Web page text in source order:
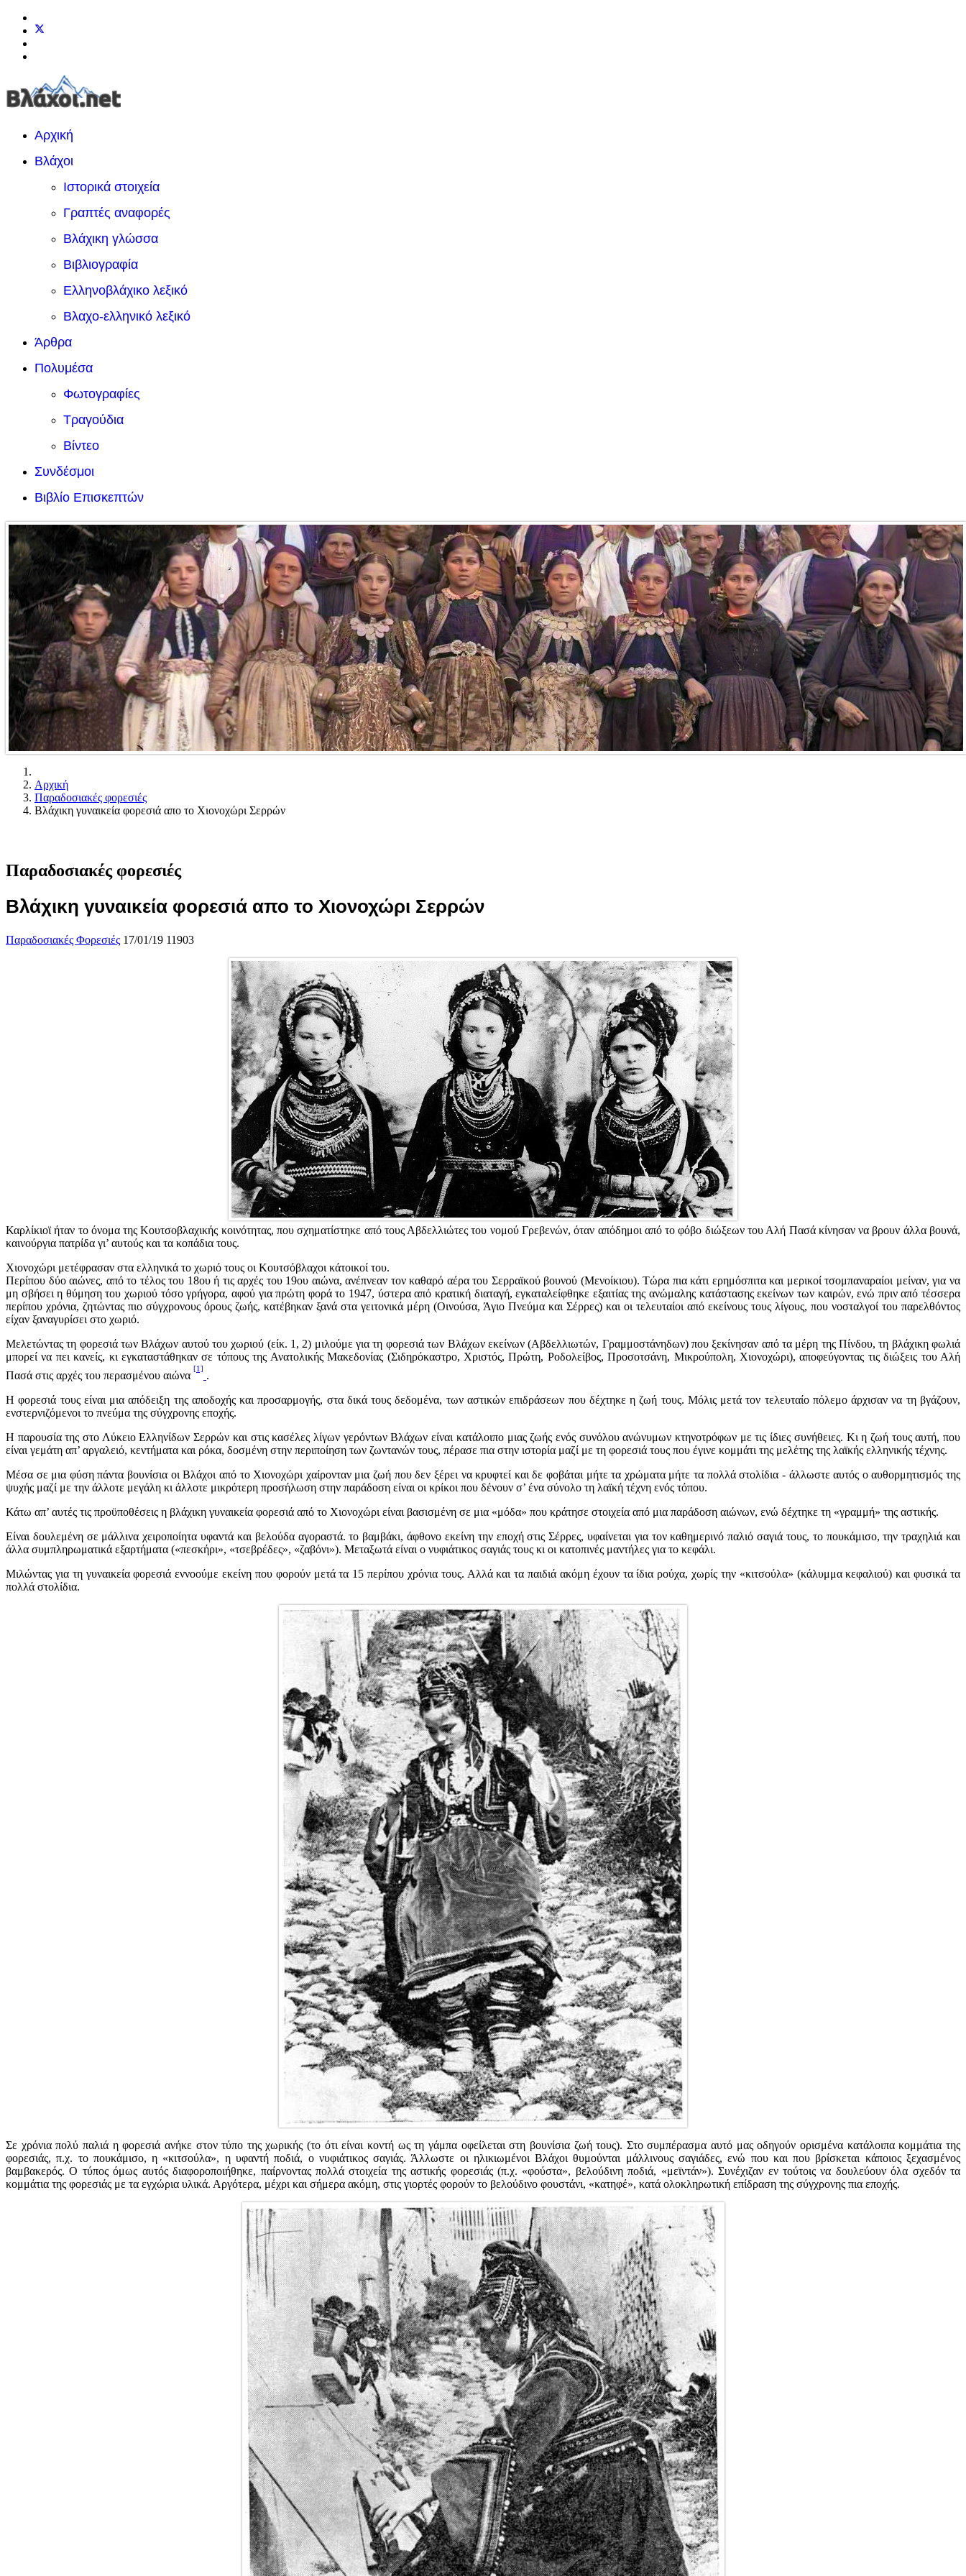
Αρχική
Βλάχοι
Ιστορικά στοιχεία
Γραπτές αναφορές
Βλάχικη γλώσσα
Βιβλιογραφία
Ελληνοβλάχικο λεξικό
Βλαχο-ελληνικό λεξικό
Άρθρα
Πολυμέσα
Φωτογραφίες
Τραγούδια
Βίντεο
Συνδέσμοι
Βιβλίο Επισκεπτών
Αρχική
Παραδοσιακές φορεσιές
Βλάχικη γυναικεία φορεσιά απο το Χιονοχώρι Σερρών
Παραδοσιακές φορεσιές
Βλάχικη γυναικεία φορεσιά απο το Χιονοχώρι Σερρών
Παραδοσιακές Φορεσιές 17/01/19 11903
Καρλίκιοϊ ήταν το όνομα της Κουτσοβλαχικής κοινότητας, που σχηματίστηκε από τους Αβδελλιώτες του νομού Γρεβενών, όταν απόδημοι από το φόβο διώξεων του Αλή Πασά κίνησαν να βρουν άλλα βουνά,
καινούργια πατρίδα γι’ αυτούς και τα κοπάδια τους.
Χιονοχώρι μετέφρασαν στα ελληνικά το χωριό τους οι Κουτσόβλαχοι κάτοικοί του.
Περίπου δύο αιώνες, από το τέλος του 18ου ή τις αρχές του 19ου αιώνα, ανέπνεαν τον καθαρό αέρα του Σερραϊκού βουνού (Μενοίκιου). Τώρα πια κάτι ερημόσπιτα και μερικοί τσομπαναραίοι μείναν, για να
μη σβήσει η θύμηση του χωριού τόσο γρήγορα, αφού για πρώτη φορά το 1947, ύστερα από κρατική διαταγή, εγκαταλείφθηκε εξαιτίας της ανώμαλης κατάστασης εκείνων των καιρών, ενώ πριν από τέσσερα
περίπου χρόνια, ζητώντας πιο σύγχρονους όρους ζωής, κατέβηκαν ξανά στα γειτονικά μέρη (Οινούσα, Άγιο Πνεύμα και Σέρρες) και οι τελευταίοι από εκείνους τους λίγους, που νοσταλγοί του παρελθόντος
είχαν ξαναγυρίσει στο χωριό.
Μελετώντας τη φορεσιά των Βλάχων αυτού του χωριού (είκ. 1, 2) μιλούμε για τη φορεσιά των Βλάχων εκείνων (Αβδελλιωτών, Γραμμοστάνηδων) που ξεκίνησαν από τα μέρη της Πίνδου, τη βλάχικη φωλιά
μπορεί να πει κανείς, κι εγκαταστάθηκαν σε τόπους της Ανατολικής Μακεδονίας (Σιδηρόκαστρο, Χριστός, Πρώτη, Ροδολείβος, Προσοτσάνη, Μικρούπολη, Χιονοχώρι), αποφεύγοντας τις διώξεις του Αλή
Πασά στις αρχές του περασμένου αιώνα
[1]
.
Η φορεσιά τους είναι μια απόδειξη της αποδοχής και προσαρμογής, στα δικά τους δεδομένα, των αστικών επιδράσεων που δέχτηκε η ζωή τους. Μόλις μετά τον τελευταίο πόλεμο άρχισαν να τη βγάζουν,
ενστερνιζόμενοι το πνεύμα της σύγχρονης εποχής.
Η παρουσία της στο Λύκειο Ελληνίδων Σερρών και στις κασέλες λίγων γερόντων Βλάχων είναι κατάλοιπο μιας ζωής ενός συνόλου ανώνυμων κτηνοτρόφων με τις ίδιες συνήθειες. Κι η ζωή τους αυτή, που
είναι γεμάτη απ’ αργαλειό, κεντήματα και ρόκα, δοσμένη στην περιποίηση των ζωντανών τους, πέρασε πια στην ιστορία μαζί με τη φορεσιά τους που έγινε κομμάτι της μελέτης της λαϊκής ελληνικής τέχνης.
Μέσα σε μια φύση πάντα βουνίσια οι Βλάχοι από το Χιονοχώρι χαίρονταν μια ζωή που δεν ξέρει να κρυφτεί και δε φοβάται μήτε τα χρώματα μήτε τα πολλά στολίδια - άλλωστε αυτός ο αυθορμητισμός της
ψυχής μαζί με την άλλοτε μεγάλη κι άλλοτε μικρότερη προσήλωση στην παράδοση είναι οι κρίκοι που δένουν σ’ ένα σύνολο τη λαϊκή τέχνη ενός τόπου.
Κάτω απ’ αυτές τις προϋποθέσεις η βλάχικη γυναικεία φορεσιά από το Χιονοχώρι είναι βασισμένη σε μια «μόδα» που κράτησε στοιχεία από μια παράδοση αιώνων, ενώ δέχτηκε τη «γραμμή» της αστικής.
Είναι δουλεμένη σε μάλλινα χειροποίητα υφαντά και βελούδα αγοραστά. το βαμβάκι, άφθονο εκείνη την εποχή στις Σέρρες, υφαίνεται για τον καθημερινό παλιό σαγιά τους, το πουκάμισο, την τραχηλιά και
άλλα συμπληρωματικά εξαρτήματα («πεσκήρι», «τσεβρέδες», «ζαβόνι»). Μεταξωτά είναι ο νυφιάτικος σαγιάς τους κι οι κατοπινές μαντήλες για το κεφάλι.
Μιλώντας για τη γυναικεία φορεσιά εννοούμε εκείνη που φορούν μετά τα 15 περίπου χρόνια τους. Αλλά και τα παιδιά ακόμη έχουν τα ίδια ρούχα, χωρίς την «κιτσούλα» (κάλυμμα κεφαλιού) και φυσικά τα
πολλά στολίδια.
Σε χρόνια πολύ παλιά η φορεσιά ανήκε στον τύπο της χωρικής (το ότι είναι κοντή ως τη γάμπα οφείλεται στη βουνίσια ζωή τους). Στο συμπέρασμα αυτό μας οδηγούν ορισμένα κατάλοιπα κομμάτια της
φορεσιάς, π.χ. το πουκάμισο, η «κιτσούλα», η υφαντή ποδιά, ο νυφιάτικος σαγιάς. Άλλωστε οι ηλικιωμένοι Βλάχοι θυμούνται μάλλινους σαγιάδες, ενώ που και που βρίσκεται κάποιος ξεχασμένος
βαμβακερός. Ο τύπος όμως αυτός διαφοροποιήθηκε, παίρνοντας πολλά στοιχεία της αστικής φορεσιάς (π.χ. «φούστα», βελούδινη ποδιά, «μεϊντάν»). Συνέχιζαν εν τούτοις να δουλεύουν όλα σχεδόν τα
κομμάτια της φορεσιάς με τα εγχώρια υλικά. Αργότερα, μέχρι και σήμερα ακόμη, στις γιορτές φορούν το βελούδινο φουστάνι, «κατηφέ», κατά ολοκληρωτική επίδραση της σύγχρονης πια εποχής.